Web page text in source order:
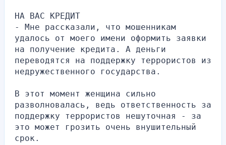
НА ВАС КРЕДИТ
- Мне рассказали, что мошенникам
удалось от моего имени оформить заявки
на получение кредита. А деньги
переводятся на поддержку террористов из
недружественного государства.
В этот момент женщина сильно
разволновалась, ведь ответственность за
поддержку террористов нешуточная - за
это может грозить очень внушительный
срок.